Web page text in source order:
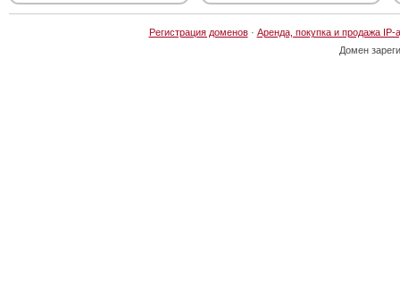
Регистрация доменов· Аренда, покупка и продажа IP-
Домен